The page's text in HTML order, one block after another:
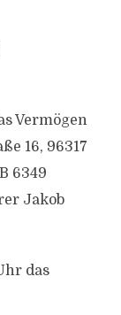
Vermögen
16, 96317
6349
Jakob
das